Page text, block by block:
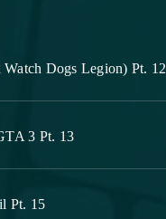
Dogs Legion) Pt. 12
3 Pt. 13
Pt. 15